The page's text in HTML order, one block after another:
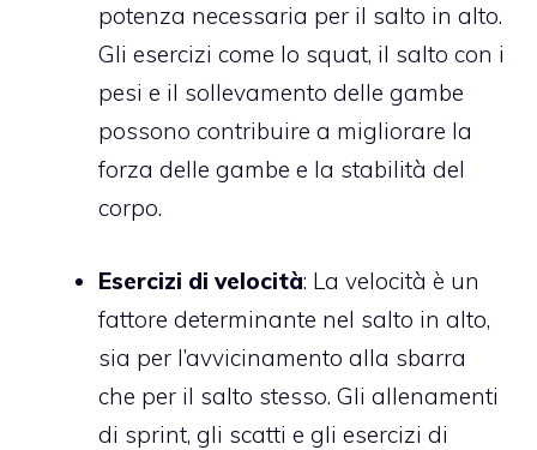
potenza necessaria per il salto in alto.
Gli esercizi come lo squat, il salto con i
pesi e il sollevamento delle gambe
possono contribuire a migliorare la
forza delle gambe e la stabilità del
corpo.
Esercizi di velocità: La velocità è un
fattore determinante nel salto in alto,
sia per l’avvicinamento alla sbarra
che per il salto stesso. Gli allenamenti
di sprint, gli scatti e gli esercizi di